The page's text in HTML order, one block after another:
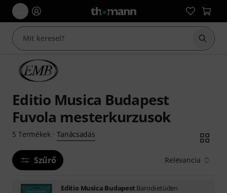
Editio Musica Budapest
Fuvola mesterkurzusok
5 Termékek· Tanácsadás
Szűrő Relevancia
Editio Musica Budapest Barocketüden